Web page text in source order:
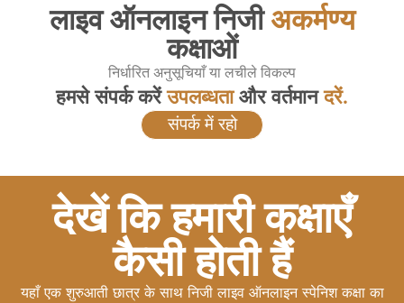
लाइव ऑनलाइन निजीअकर्मण्य
कक्षाओं
निर्धारित अनुसूचियाँ या लचीले विकल्प
हमसे संपर्क करेंउपलब्धताऔर वर्तमानदरें.
संपर्क में रहो
देखें कि हमारी कक्षाएँ
कैसी होती हैं
यहाँ एक शुरुआती छात्र के साथ निजी लाइव ऑनलाइन स्पेनिश कक्षा का